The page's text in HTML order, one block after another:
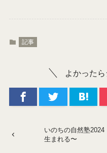
記事
よかったら
いのちの自然塾
生まれる〜